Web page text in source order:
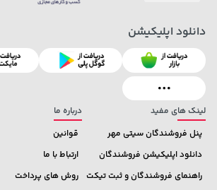
خرید 40,380,000 تومان
لینک های مفید
پنل فروشندگان سیتی مهر
دانلود اپلیکیشن فروشندگان
راهنمای فروشندگان و ثبت تیکت
درباره ما
قوانین
ارتباط با ما
روش های پرداخت
دانلود اپلیکیشن